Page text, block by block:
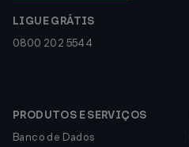
LIGUE GRÁTIS
0800 202 5544
PRODUTOS E SERVIÇOS
Banco de Dados